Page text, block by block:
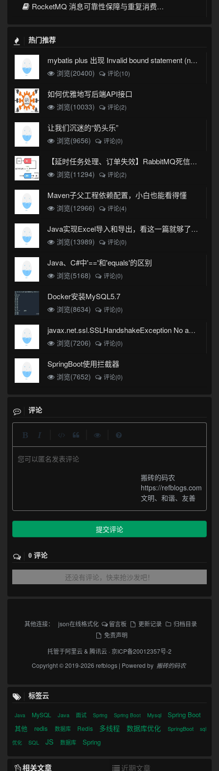
RocketMQ 消息可靠性保障与重复消费解决方案详解
热门推荐
mybatis plus 出现 Invalid bound statement (not found)
浏览(20400)
评论(10)
如何优雅地写后端API接口
浏览(10033) 评论(2)
让我们沉迷的“奶头乐”
浏览(9656) 评论(0)
【延时任务处理、订单失效】RabbitMQ死信队列实现
浏览(11294)
评论(2)
Maven子父工程依赖配置，小白也能看得懂
浏览(12966) 评论(4)
Java实现Excel导入和导出，看这一篇就够了(珍藏版)
浏览(13989)
评论(0)
Java、C#中'=='和'equals'的区别
浏览(5168) 评论(0)
Docker安装MySQL5.7
浏览(8634) 评论(0)
javax.net.ssl.SSLHandshakeException No appropriate protocol (protocol is disabled or cipher suites are inappropriate)错误
浏览(7206)
评论(0)
SpringBoot使用拦截器
浏览(7652) 评论(0)
评论
您可以匿名发表评论
搬砖的码农
https://refblogs.com
文明、和谐、友善
提交评论
0 评论
还没有评论，快来抢沙发吧！
其他连接： json在线格式化 留言板 更新记录
归档目录
免责声明
托管于阿里云& 腾讯云 ·京ICP备20012357号-2
Copyright © 2019-2026 refblogs | Powered by 搬砖的码农
标签云
Java MySQL Java 面试 Spring Spring Boot Mysql
Spring Boot
其他
redis 数据库 Redis 多线程 数据库优化 SpringBoot
sql
优化
SQL JS 数据库 Spring
相关文章 近期文章